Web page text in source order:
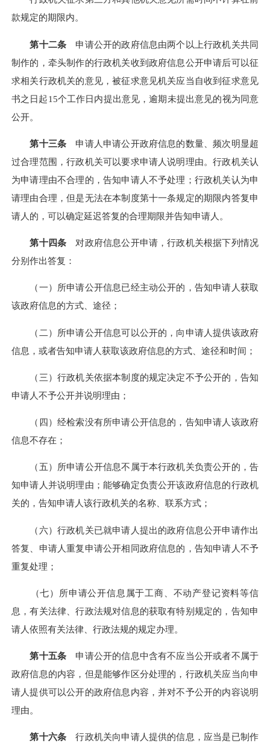
款规定的期限内。
第十二条 申请公开的政府信息由两个以上行政机关共同
制作的，牵头制作的行政机关收到政府信息公开申请后可以征
求相关行政机关的意见，被征求意见机关应当自收到征求意见
书之日起15个工作日内提出意见，逾期未提出意见的视为同意
公开。
第十三条 申请人申请公开政府信息的数量、频次明显超
过合理范围，行政机关可以要求申请人说明理由。行政机关认
为申请理由不合理的，告知申请人不予处理；行政机关认为申
请理由合理，但是无法在本制度第十一条规定的期限内答复申
请人的，可以确定延迟答复的合理期限并告知申请人。
第十四条 对政府信息公开申请，行政机关根据下列情况
分别作出答复：
（一）所申请公开信息已经主动公开的，告知申请人获取
该政府信息的方式、途径；
（二）所申请公开信息可以公开的，向申请人提供该政府
信息，或者告知申请人获取该政府信息的方式、途径和时间；
（三）行政机关依据本制度的规定决定不予公开的，告知
申请人不予公开并说明理由；
（四）经检索没有所申请公开信息的，告知申请人该政府
信息不存在；
（五）所申请公开信息不属于本行政机关负责公开的，告
知申请人并说明理由；能够确定负责公开该政府信息的行政机
关的，告知申请人该行政机关的名称、联系方式；
（六）行政机关已就申请人提出的政府信息公开申请作出
答复、申请人重复申请公开相同政府信息的，告知申请人不予
重复处理；
（七）所申请公开信息属于工商、不动产登记资料等信
息，有关法律、行政法规对信息的获取有特别规定的，告知申
请人依照有关法律、行政法规的规定办理。
第十五条 申请公开的信息中含有不应当公开或者不属于
政府信息的内容，但是能够作区分处理的，行政机关应当向申
请人提供可以公开的政府信息内容，并对不予公开的内容说明
理由。
第十六条 行政机关向申请人提供的信息，应当是已制作